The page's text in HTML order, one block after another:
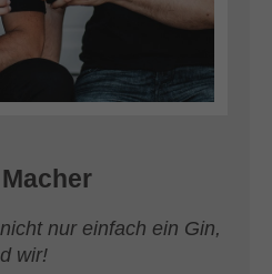
nur einfach ein Gin,
wir!